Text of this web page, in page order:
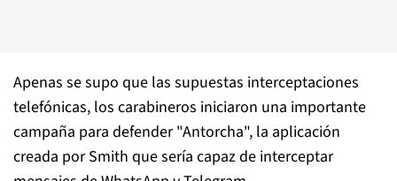
Apenas se supo que las supuestas interceptaciones
telefónicas, los carabineros iniciaron una importante
campaña para defender "Antorcha", la aplicación
creada por Smith que sería capaz de interceptar